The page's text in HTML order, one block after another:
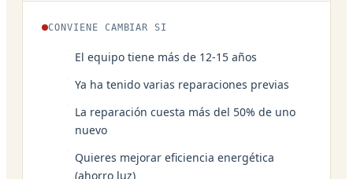
CONVIENE CAMBIAR SI
El equipo tiene más de 12-15 años
Ya ha tenido varias reparaciones previas
La reparación cuesta más del 50% de uno
nuevo
Quieres mejorar eficiencia energética
(ahorro luz)